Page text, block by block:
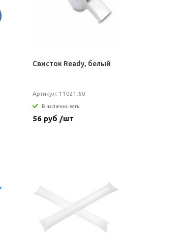
Свисток Ready, белый
Артикул: 11021.60
В наличии: есть
56 руб /шт